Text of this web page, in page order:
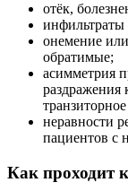
отёк,
инфильтраты
онемение
обратимые;
асимметрия
раздражения
неравности
пациентов с
Как проходит